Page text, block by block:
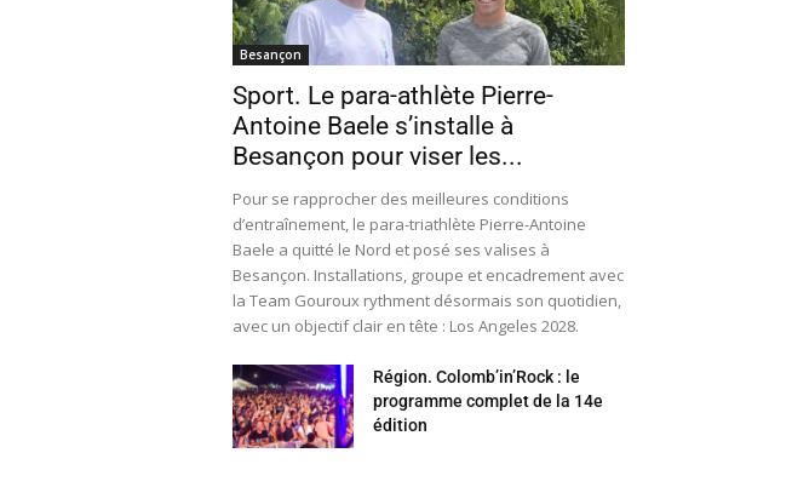
Besançon
Sport. Le para-athlète Pierre-
Antoine Baele s’installe à
Besançon pour viser les...
Pour se rapprocher des meilleures conditions
d’entraînement, le para-triathlète Pierre-Antoine
Baele a quitté le Nord et posé ses valises à
Besançon. Installations, groupe et encadrement avec
la Team Gouroux rythment désormais son quotidien,
avec un objectif clair en tête : Los Angeles 2028.
Région. Colomb’in’Rock : le
programme complet de la 14e
édition